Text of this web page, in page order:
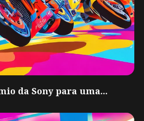
da Sony para uma...